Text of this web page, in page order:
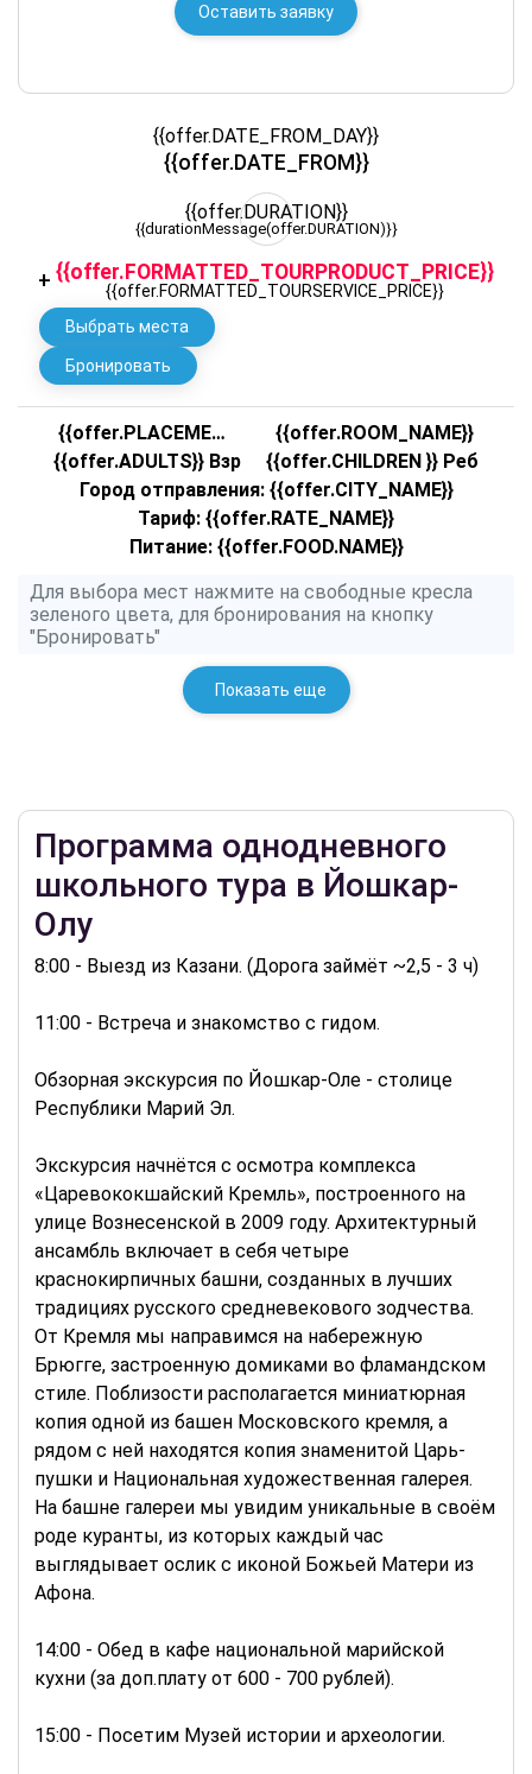
Оставить заявку
{{offer.DATE_FROM_DAY}}
{{offer.DATE_FROM}}
{{offer.DURATION}}
{{durationMessage(offer.DURATION)}}
+ {{offer.FORMATTED_TOURPRODUCT_PRICE}}
{{offer.FORMATTED_TOURSERVICE_PRICE}}
Выбрать места
Бронировать
{{offer.PLACEMENT.NAME}}
{{offer.ROOM_NAME}}
{{offer.ADULTS}} Взр
{{offer.CHILDREN }} Реб
Город отправления: {{offer.CITY_NAME}}
Тариф: {{offer.RATE_NAME}}
Питание: {{offer.FOOD.NAME}}
Для выбора мест нажмите на свободные кресла
зеленого цвета, для бронирования на кнопку
"Бронировать"
Показать еще
Программа однодневного
школьного тура в Йошкар-
Олу
8:00 - Выезд из Казани. (Дорога займёт ~2,5 - 3 ч)
11:00 - Встреча и знакомство с гидом.
Обзорная экскурсия по Йошкар-Оле - столице
Республики Марий Эл.
Экскурсия начнётся с осмотра комплекса
«Царевококшайский Кремль», построенного на
улице Вознесенской в 2009 году. Архитектурный
ансамбль включает в себя четыре
краснокирпичных башни, созданных в лучших
традициях русского средневекового зодчества.
От Кремля мы направимся на набережную
Брюгге, застроенную домиками во фламандском
стиле. Поблизости располагается миниатюрная
копия одной из башен Московского кремля, а
рядом с ней находятся копия знаменитой Царь-
пушки и Национальная художественная галерея.
На башне галереи мы увидим уникальные в своём
роде куранты, из которых каждый час
выглядывает ослик с иконой Божьей Матери из
Афона.
14:00 - Обед в кафе национальной марийской
кухни (за доп.плату от 600 - 700 рублей).
15:00 - Посетим Музей истории и археологии.